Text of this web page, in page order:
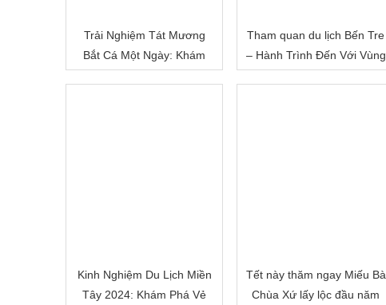
Trải Nghiệm Tát Mương
Bắt Cá Một Ngày: Khám
Tham quan du lịch Bến Tre
– Hành Trình Đến Với Vùng
Kinh Nghiệm Du Lịch Miền
Tây 2024: Khám Phá Vẻ
Tết này thăm ngay Miếu Bà
Chùa Xứ lấy lộc đầu năm